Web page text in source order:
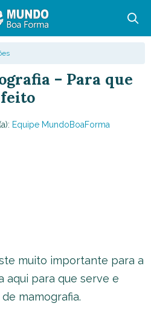
– Para que
Equipe MundoBoaForma
muito importante para a
aqui para que serve e
mamografia.